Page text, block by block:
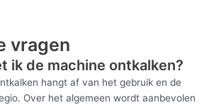
vragen
ik de machine ontkalken?
hangt af van het gebruik en de
Over het algemeen wordt aanbevolen